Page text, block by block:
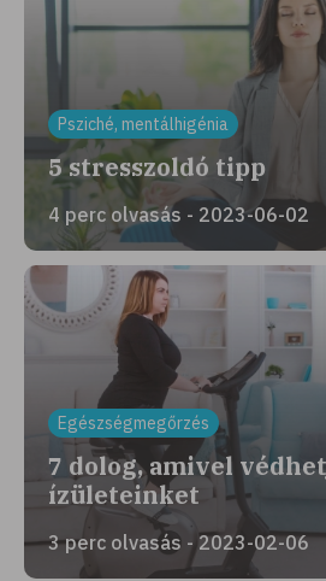
Psziché, mentálhigénia
5 stresszoldó tipp
4 perc olvasás - 2023-06-02
Egészségmegőrzés
7 dolog, amivel
ízületeinket
3 perc olvasás - 2023-02-06